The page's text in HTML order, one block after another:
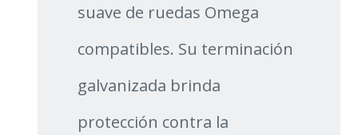
suave de ruedas Omega
compatibles. Su terminación
galvanizada brinda
protección contra la